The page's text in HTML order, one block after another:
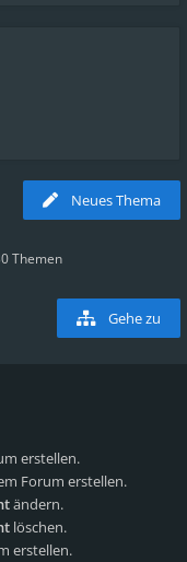
Neues Thema
Themen
Gehe zu
erstellen.
Forum erstellen.
ändern.
löschen.
erstellen.